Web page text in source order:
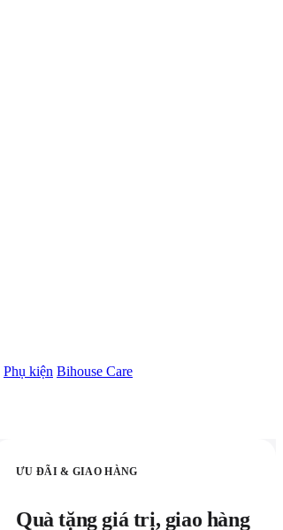
Phụ kiện Bihouse Care
ƯU ĐÃI & GIAO HÀNG
Quà tặng giá trị, giao hàng